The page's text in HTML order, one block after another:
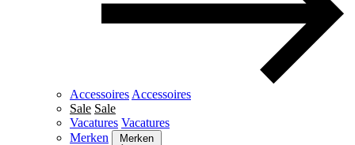
Accessoires Accessoires
Sale Sale
Vacatures Vacatures
Merken
Merken